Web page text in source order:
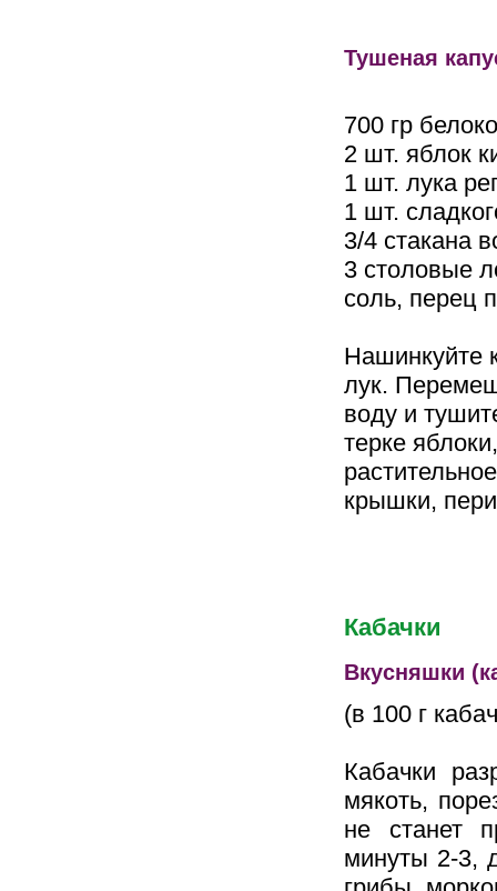
Тушеная
700 гр
2 шт. яблок
1 шт. лука
1 шт.
3/4 стакана
3 столовые
соль, перец
Нашинкуйте
лук.
воду и
терке
крышки,
Кабачки
Вкусняшки
(в 100 г
Кабачки
мякоть,
не станет
минуты 2-3,